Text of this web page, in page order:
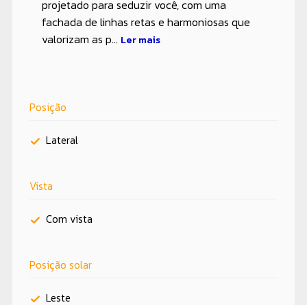
projetado para seduzir você, com uma
fachada de linhas retas e harmoniosas que
valorizam as p... Ler mais
Posição
Lateral
Vista
Com vista
Posição solar
Leste